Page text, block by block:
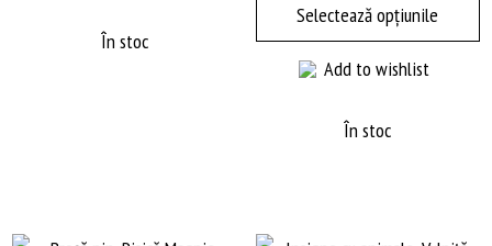
În stoc
Selectează opțiunile
Add to wishlist
În stoc